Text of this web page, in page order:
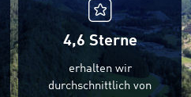
4,6 Sterne
erhalten wir
durchschnittlich von